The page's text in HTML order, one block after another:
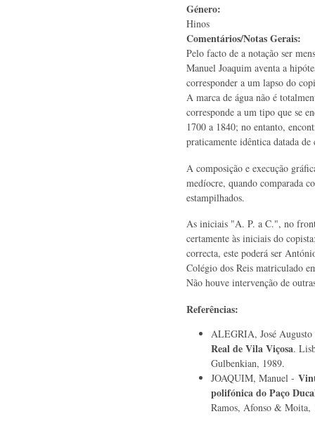
Género:
Hinos
Comentários/Notas Gerais:
Pelo facto de a notação ser
Manuel Joaquim aventa a
corresponder a um lapso do
A marca de água não é
corresponde a um tipo que se
1700 a 1840; no entanto,
praticamente idêntica datada de
A composição e execução
medíocre, quando comparada
estampilhados.
As iniciais "A. P. a C.", no
certamente às iniciais do
correcta, este poderá ser
Colégio dos Reis matriculado
Não houve intervenção de
Referências:
ALEGRIA, José
Real de Vila Viçosa.
Gulbenkian, 1989.
JOAQUIM, Manuel -
polifónica do Paço
Ramos, Afonso & Moita,